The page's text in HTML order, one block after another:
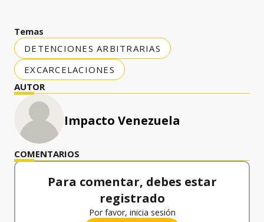
Temas
DETENCIONES ARBITRARIAS
EXCARCELACIONES
AUTOR
Impacto Venezuela
COMENTARIOS
Para comentar, debes estar
registrado
Por favor, inicia sesión